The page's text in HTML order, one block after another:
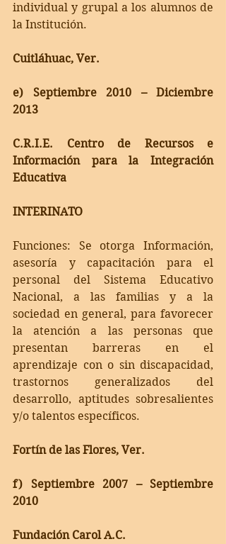
individual y grupal a los alumnos de
la Institución.
Cuitláhuac, Ver.
e) Septiembre 2010 – Diciembre
2013
C.R.I.E. Centro de Recursos e
Información para la Integración
Educativa
INTERINATO
Funciones: Se otorga Información,
asesoría y capacitación para el
personal del Sistema Educativo
Nacional, a las familias y a la
sociedad en general, para favorecer
la atención a las personas que
presentan barreras en el
aprendizaje con o sin discapacidad,
trastornos generalizados del
desarrollo, aptitudes sobresalientes
y/o talentos específicos.
Fortín de las Flores, Ver.
f) Septiembre 2007 – Septiembre
2010
Fundación Carol A.C.